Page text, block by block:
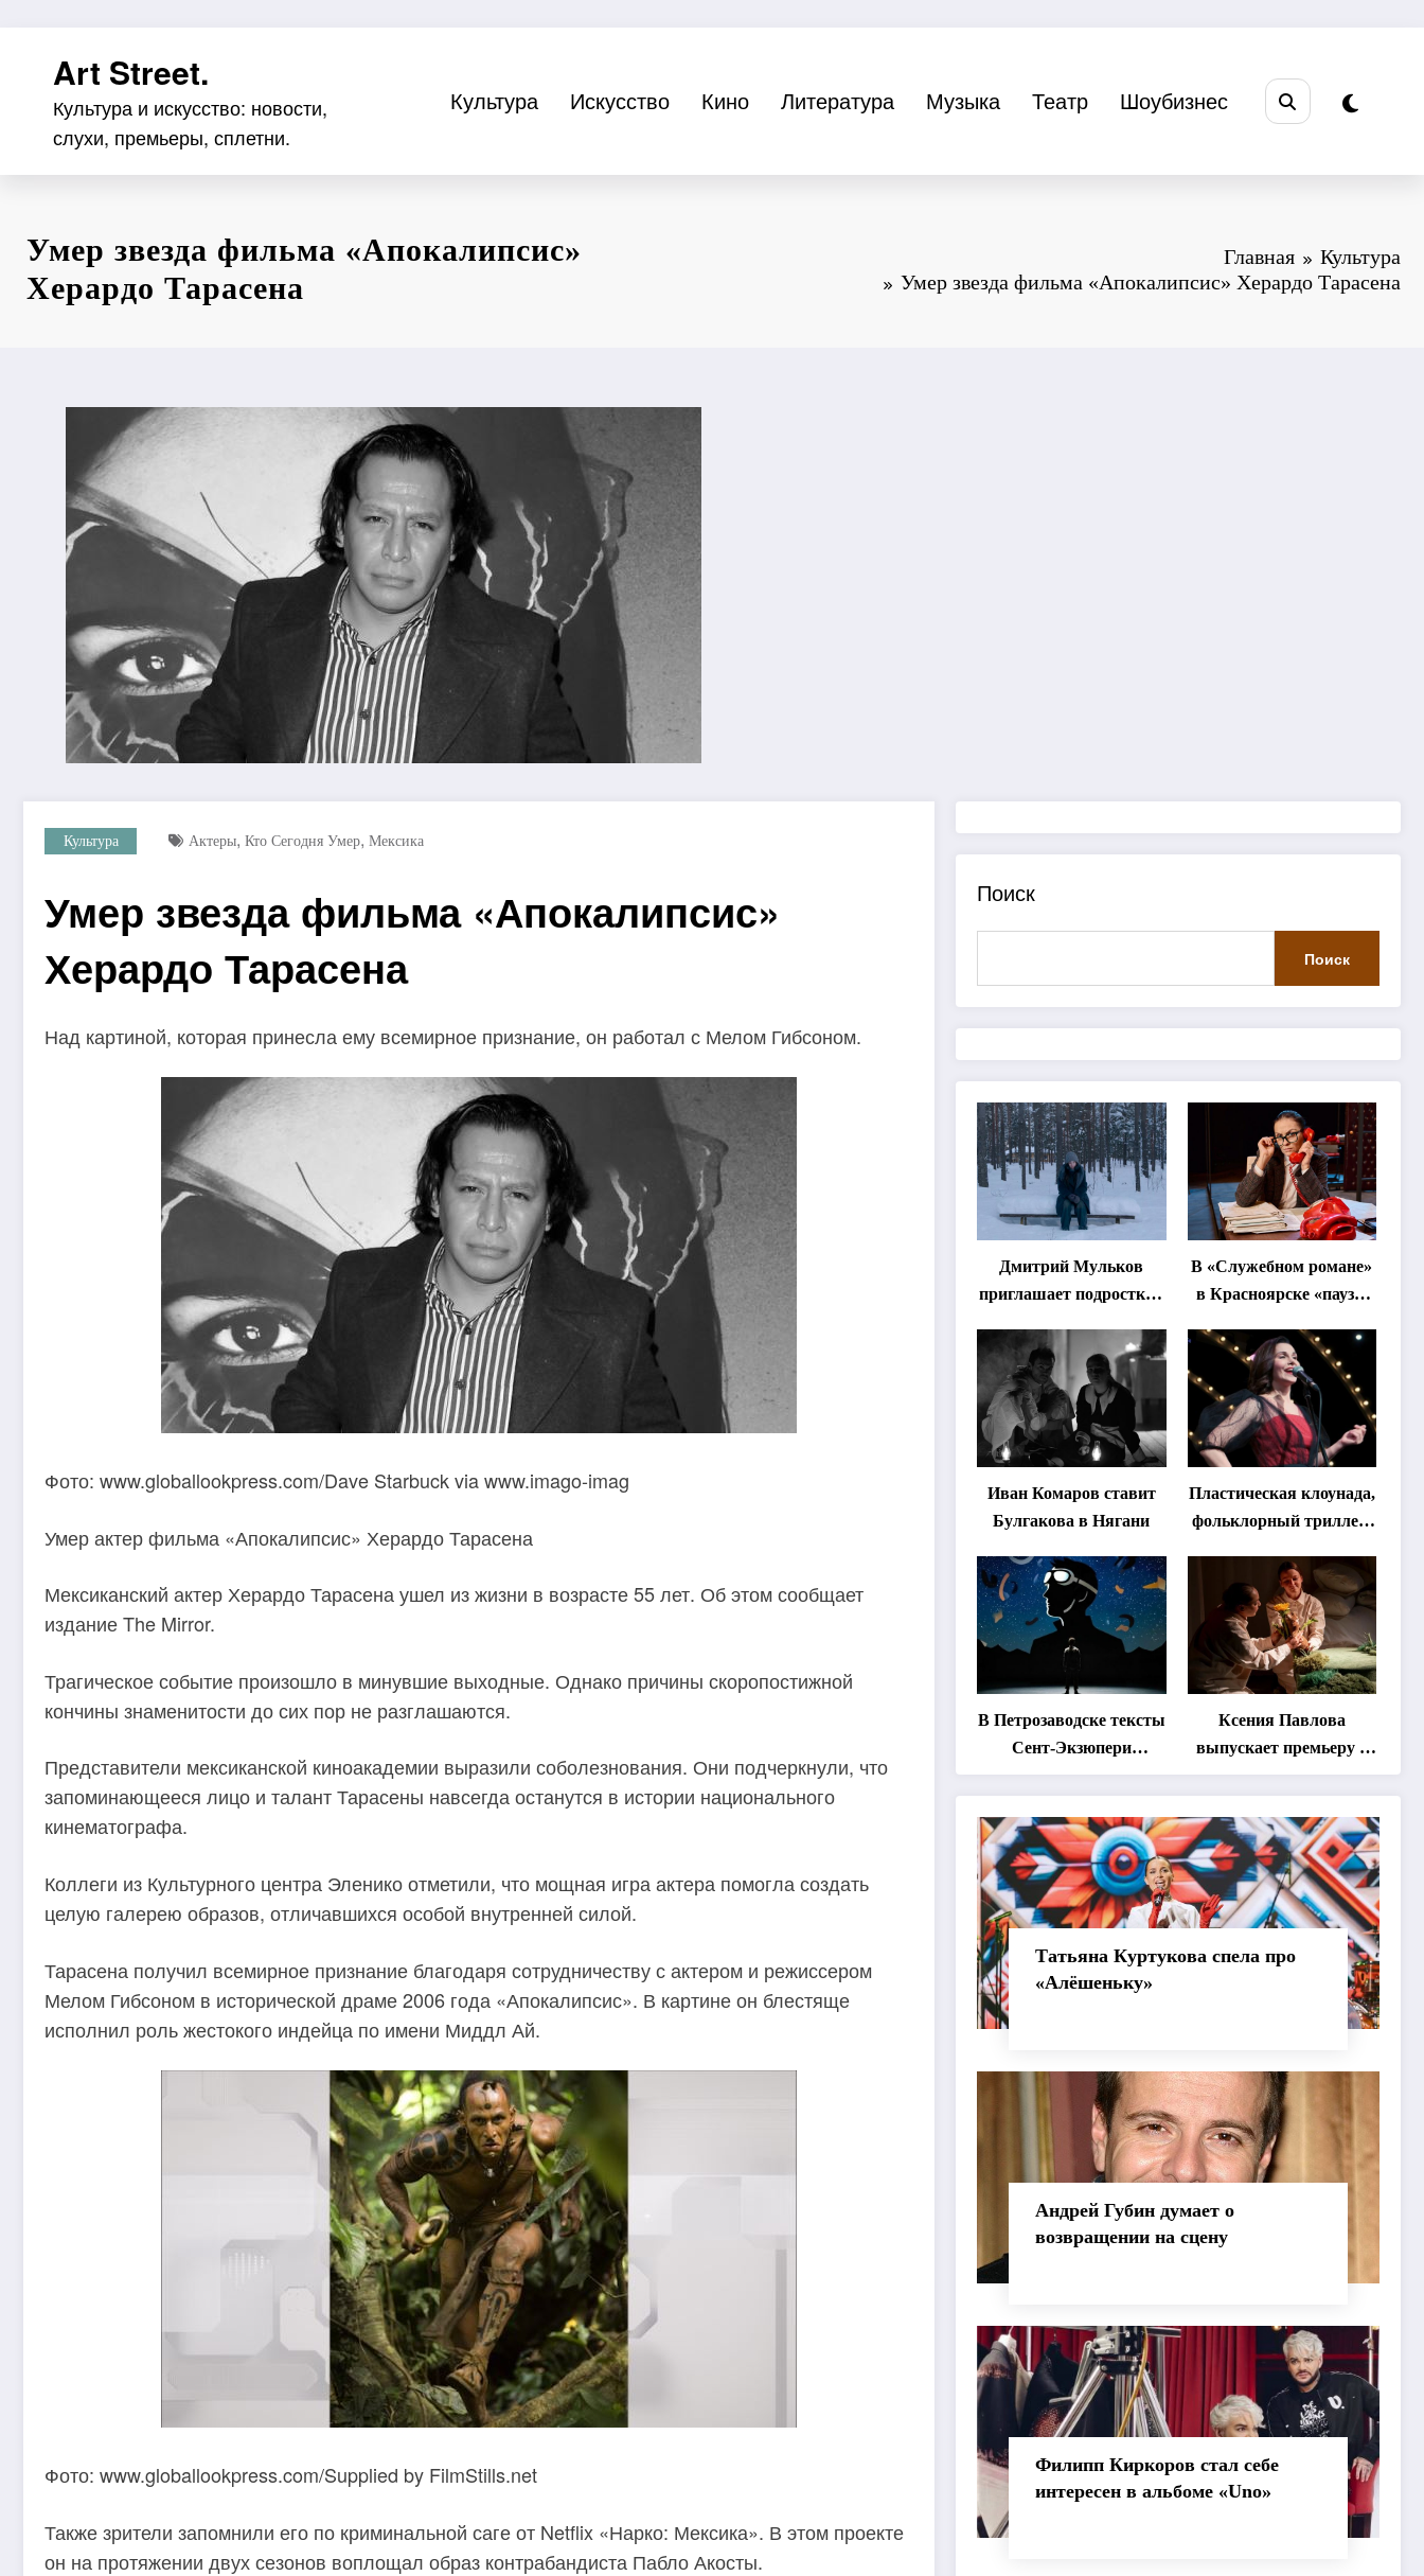
содержимомуArt Street.
Культура и искусство: новости,
слухи, премьеры, сплетни.
Культура Искусство Кино Литература Музыка Театр Шоубизнес
Умер звезда фильма «Апокалипсис»
Херардо Тарасена
Главная
Культура
Умер звезда фильма «Апокалипсис» Херардо Тарасена
Культура Актеры, Кто Сегодня Умер, Мексика
Умер звезда фильма «Апокалипсис»
Херардо Тарасена
Над картиной, которая принесла ему всемирное признание, он работал с Мелом Гибсоном.
Фото: www.globallookpress.com/Dave Starbuck via www.imago-imag
Умер актер фильма «Апокалипсис» Херардо Тарасена
Мексиканский актер Херардо Тарасена ушел из жизни в возрасте 55 лет. Об этом сообщает
издание The Mirror.
Трагическое событие произошло в минувшие выходные. Однако причины скоропостижной
кончины знаменитости до сих пор не разглашаются.
Представители мексиканской киноакадемии выразили соболезнования. Они подчеркнули, что
запоминающееся лицо и талант Тарасены навсегда останутся в истории национального
кинематографа.
Коллеги из Культурного центра Эленико отметили, что мощная игра актера помогла создать
целую галерею образов, отличавшихся особой внутренней силой.
Тарасена получил всемирное признание благодаря сотрудничеству с актером и режиссером
Мелом Гибсоном в исторической драме 2006 года «Апокалипсис». В картине он блестяще
исполнил роль жестокого индейца по имени Миддл Ай.
Фото: www.globallookpress.com/Supplied by FilmStills.net
Также зрители запомнили его по криминальной саге от Netflix «Нарко: Мексика». В этом проекте
он на протяжении двух сезонов воплощал образ контрабандиста Пабло Акосты.
Поиск
Поиск
Дмитрий Мульков
приглашает подростков
«спектакль-
солостальгию»
В «Служебном романе»
в Красноярске «паузы
Иван Комаров ставит
Булгакова в Нягани
Пластическая клоунада,
фольклорный триллер,
Что покажут на втором
этапе фестиваля
«Монокль»
В Петрозаводске тексты
Сент-Экзюпери
переведут на язык
хореографии
Ксения Павлова
выпускает премьеру о
дружбе сурка и
Татьяна Куртукова спела про
«Алёшеньку»
Андрей Губин думает о
возвращении на сцену
Филипп Киркоров стал себе
интересен в альбоме «Uno»